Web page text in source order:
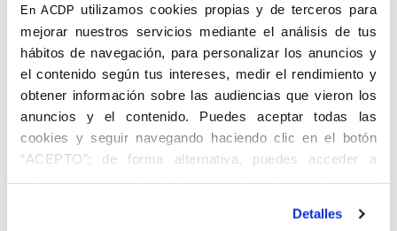
En ACDP utilizamos cookies propias y de terceros para
mejorar nuestros servicios mediante el análisis de tus
hábitos de navegación, para personalizar los anuncios y
el contenido según tus intereses, medir el rendimiento y
obtener información sobre las audiencias que vieron los
anuncios y el contenido. Puedes aceptar todas las
cookies y seguir navegando haciendo clic en el botón
“ACEPTO”; de forma alternativa, puedes acceder a
información más detallada y cambiar tus preferencias
en el botón "Personalizar". Para más información puedes
Detalles
Autor
Centro de
adscripción
Oviedo
Fecha de
nacimiento
05/02/1892
Lugar de
Fecha de
defunción
06/08/1973
Lugar de
(Asturias)